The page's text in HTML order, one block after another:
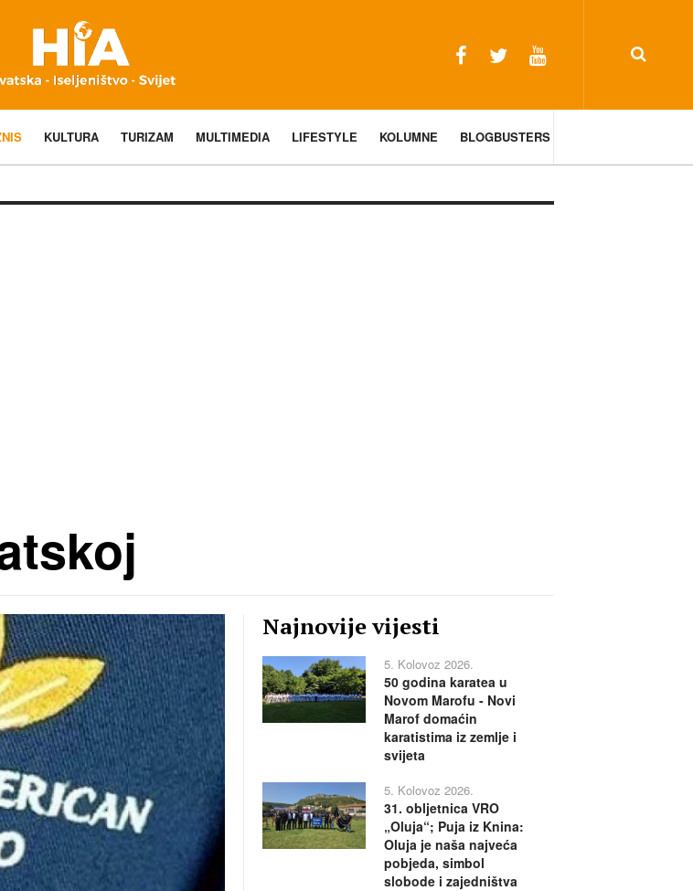
KULTURA TURIZAM MULTIMEDIA LIFESTYLE KOLUMNE BLOGBUSTERS
Najnovije vijesti
5. Kolovoz 2026.
50 godina karatea u
Novom Marofu - Novi
Marof domaćin
karatistima iz zemlje i
svijeta
5. Kolovoz 2026.
31. obljetnica VRO
„Oluja“; Puja iz Knina:
Oluja je naša najveća
pobjeda, simbol
slobode i zajedništva